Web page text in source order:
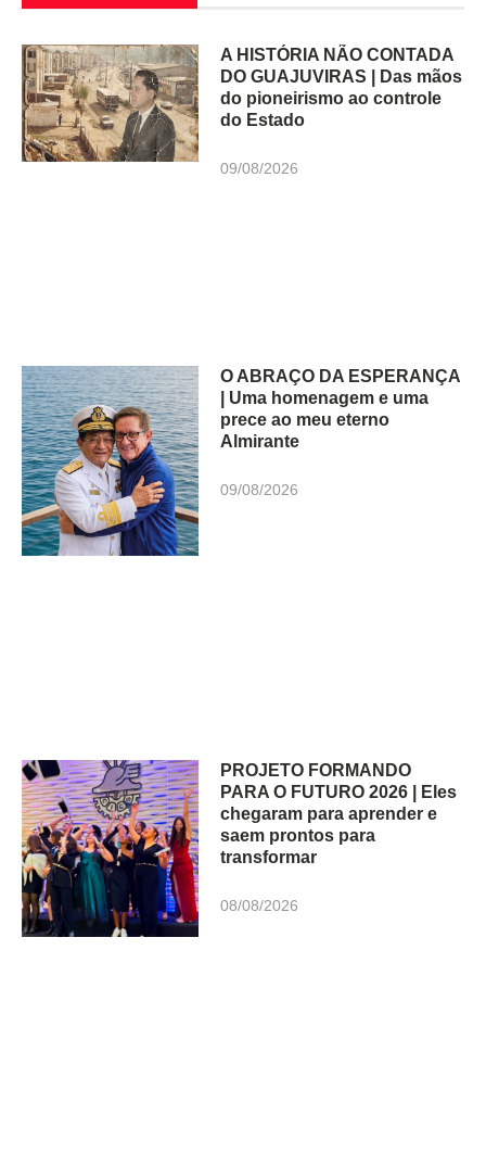
A HISTÓRIA NÃO CONTADA
DO GUAJUVIRAS | Das mãos
do pioneirismo ao controle
do Estado
09/08/2026
O ABRAÇO DA ESPERANÇA
| Uma homenagem e uma
prece ao meu eterno
Almirante
09/08/2026
PROJETO FORMANDO
PARA O FUTURO 2026 | Eles
chegaram para aprender e
saem prontos para
transformar
08/08/2026